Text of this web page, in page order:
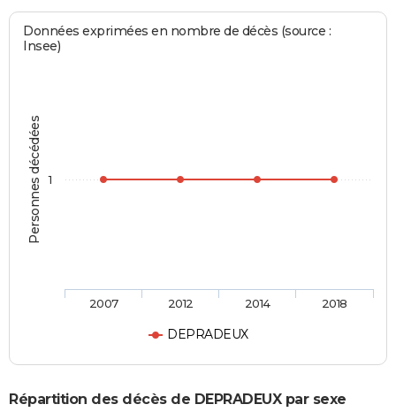
Personnes décédées
Données exprimées en nombre de décès (source :
Insee)
DEPRADEUX
2007 2012 2014 2018
1
Répartition des décès de DEPRADEUX par sexe